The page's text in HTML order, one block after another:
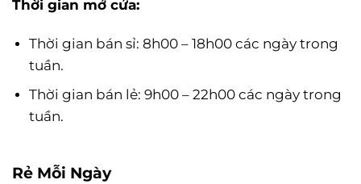
Thời gian mở cửa:
Thời gian bán sỉ: 8h00 – 18h00 các ngày trong
tuần.
Thời gian bán lẻ: 9h00 – 22h00 các ngày trong
tuần.
Rẻ Mỗi Ngày